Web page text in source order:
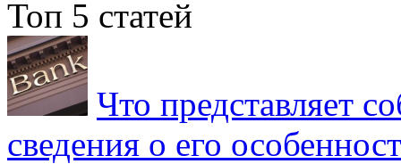
Топ 5 статей
Что представляет
сведения о его